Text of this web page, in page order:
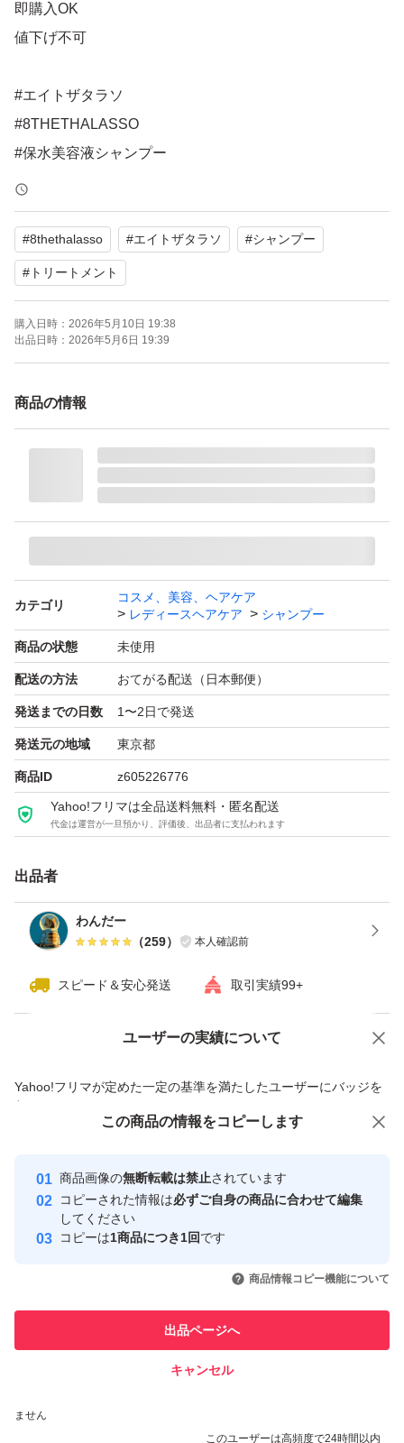
即購入OK
値下げ不可
#エイトザタラソ
#8THETHALASSO
#保水美容液シャンプー
#8thethalasso #エイトザタラソ #シャンプー
# トリートメント
購入日時： 2026年5月10日 19:38
出品日時： 2026年5月6日 19:39
商品の情報
カテゴリ
コスメ、美容、ヘアケア
レディースヘアケア
シャンプー
商品の状態 未使用
配送の方法 おてがる配送（日本郵便）
発送までの日数 1〜2日で発送
発送元の地域 東京都
商品ID z605226776
Yahoo!フリマは全品送料無料・匿名配送
代金は運営が一旦預かり、評価後、出品者に支払われます
出品者
わんだー
（259） 本人確認前
スピード＆安心発送 取引実績99+
ユーザーの実績について
Yahoo!フリマが定めた一定の基準を満たしたユーザーにバッジを
付与しています
安心取引出品者
心・安全なユーザーです
取引実績
引を完了させた実績があります
での取引実績があります
ません
このユーザーは高頻度で24時間以内
価格の相談 商品への質問
この商品の情報をコピーします
商品画像の無断転載は禁止されています
コピーされた情報は必ずご自身の商品に合わせて編集
してください
コピーは1商品につき1回です
商品情報コピー機能について
出品ページへ
キャンセル
この商品をみている人にオススメ